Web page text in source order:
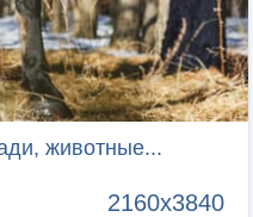
животные...
2160x3840